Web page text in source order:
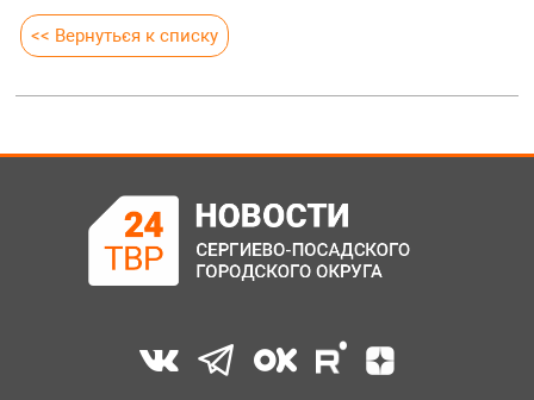
<< Вернуться к списку